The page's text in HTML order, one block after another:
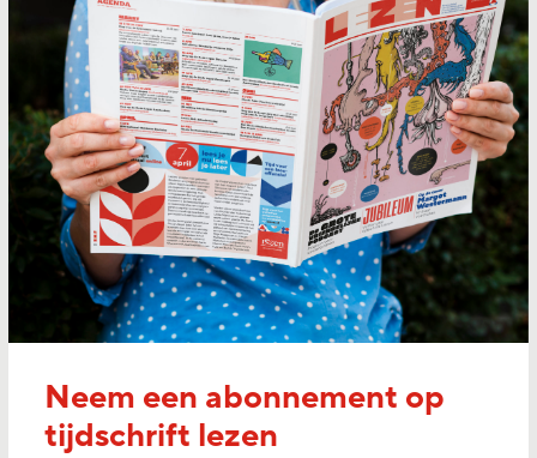
Neem een abonnement op
tijdschrift lezen